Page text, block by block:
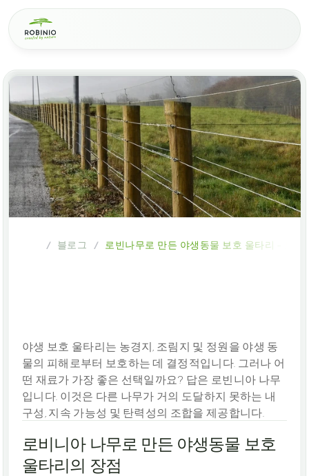
/ 블로그 / 로빈나무로 만든 야생동물 보호 울타리 - 오래
야생 보호 울타리는 농경지, 조림지 및 정원을 야생 동
물의 피해로부터 보호하는 데 결정적입니다. 그러나 어
떤 재료가 가장 좋은 선택일까요? 답은 로빈니아 나무
입니다. 이것은 다른 나무가 거의 도달하지 못하는 내
로비니아 나무로 만든 야생동물 보호
울타리의 장점